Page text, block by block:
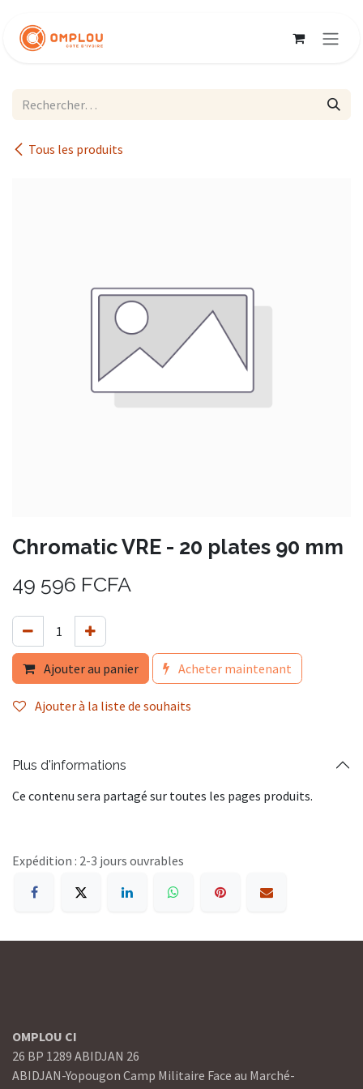
Tous les produits
Chromatic VRE - 20 plates 90 mm
49 596 FCFA
Ajouter au panier Acheter maintenant
Ajouter à la liste de souhaits
Plus d'informations
Ce contenu sera partagé sur toutes les pages produits.
Expédition : 2-3 jours ouvrables
OMPLOU CI
26 BP 1289 ABIDJAN 26
ABIDJAN-Yopougon Camp Militaire Face au Marché-